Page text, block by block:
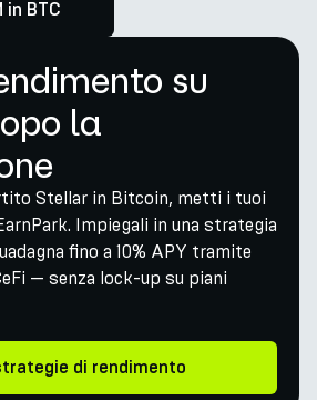
in BTC
su
la
Stellar in Bitcoin, metti i tuoi
Impiegali in una strategia
fino a 10% APY tramite
— senza lock-up su piani
di rendimento